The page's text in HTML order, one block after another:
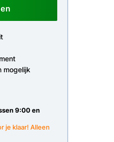
mogelijk
9:00 en
je klaar! Alleen